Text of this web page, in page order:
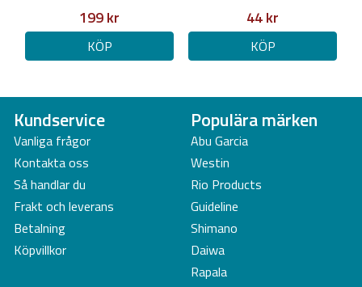
199 kr
KÖP
44 kr
KÖP
Kundservice
Vanliga frågor
Kontakta oss
Så handlar du
Frakt och leverans
Betalning
Köpvillkor
Populära märken
Abu Garcia
Westin
Rio Products
Guideline
Shimano
Daiwa
Rapala